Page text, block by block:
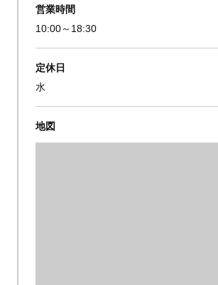
営業時間
10:00～18:30
定休日
水
地図